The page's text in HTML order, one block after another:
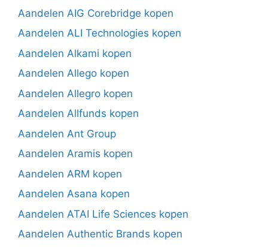
Aandelen AIG Corebridge kopen
Aandelen ALI Technologies kopen
Aandelen Alkami kopen
Aandelen Allego kopen
Aandelen Allegro kopen
Aandelen Allfunds kopen
Aandelen Ant Group
Aandelen Aramis kopen
Aandelen ARM kopen
Aandelen Asana kopen
Aandelen ATAI Life Sciences kopen
Aandelen Authentic Brands kopen